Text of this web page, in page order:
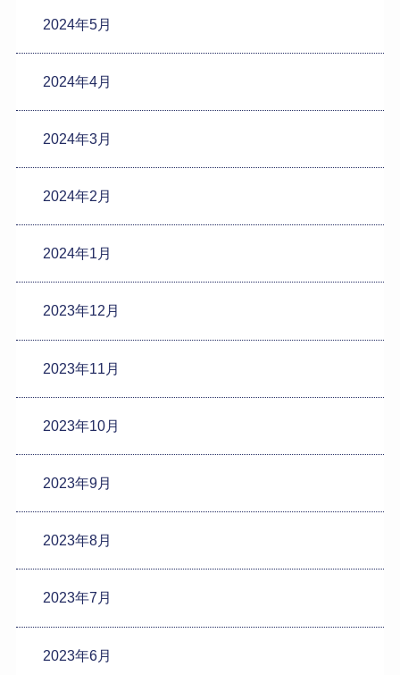
2024年5月
2024年4月
2024年3月
2024年2月
2024年1月
2023年12月
2023年11月
2023年10月
2023年9月
2023年8月
2023年7月
2023年6月